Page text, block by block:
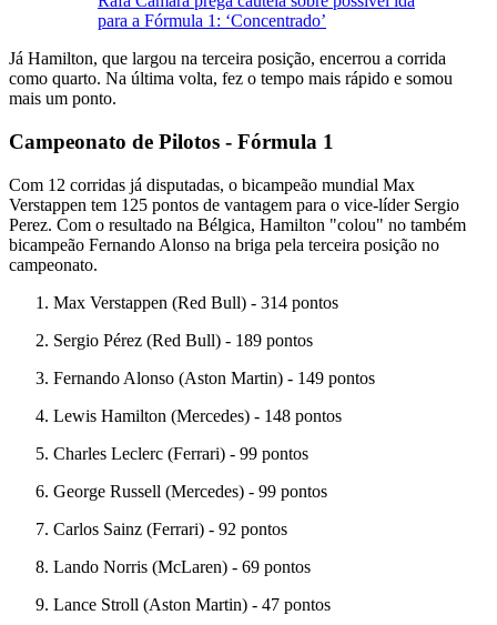
para a Fórmula 1: ‘Concentrado’
Já Hamilton, que largou na terceira posição, encerrou a corrida
como quarto. Na última volta, fez o tempo mais rápido e somou
mais um ponto.
Campeonato de Pilotos - Fórmula 1
Com 12 corridas já disputadas, o bicampeão mundial Max
Verstappen tem 125 pontos de vantagem para o vice-líder Sergio
Perez. Com o resultado na Bélgica, Hamilton "colou" no também
bicampeão Fernando Alonso na briga pela terceira posição no
campeonato.
Max Verstappen (Red Bull) - 314 pontos
Sergio Pérez (Red Bull) - 189 pontos
Fernando Alonso (Aston Martin) - 149 pontos
Lewis Hamilton (Mercedes) - 148 pontos
Charles Leclerc (Ferrari) - 99 pontos
George Russell (Mercedes) - 99 pontos
Carlos Sainz (Ferrari) - 92 pontos
Lando Norris (McLaren) - 69 pontos
Lance Stroll (Aston Martin) - 47 pontos